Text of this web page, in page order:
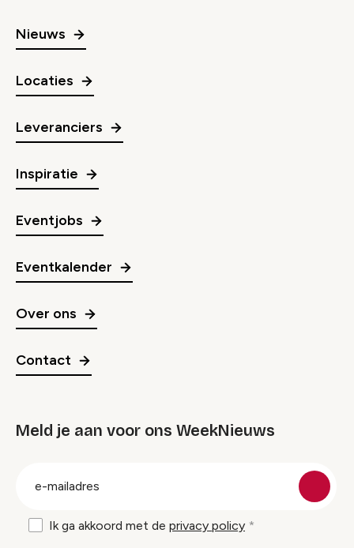
Nieuws
Locaties
Leveranciers
Inspiratie
Eventjobs
Eventkalender
Over ons
Contact
Meld je aan voor ons WeekNieuws
Ik ga akkoord met de privacy policy